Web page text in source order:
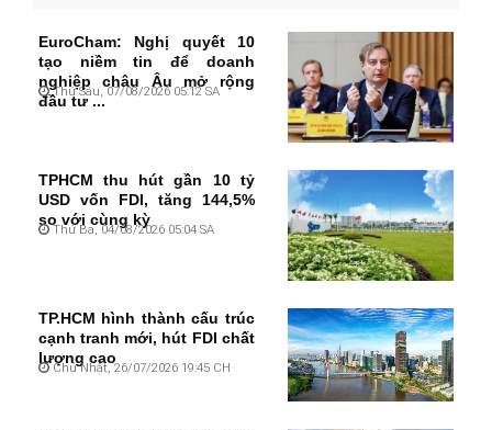
EuroCham: Nghị quyết 10
tạo niềm tin để doanh
nghiệp châu Âu mở rộng
đầu tư ...
Thứ Sáu, 07/08/2026 05:12 SA
TPHCM thu hút gần 10 tỷ
USD vốn FDI, tăng 144,5%
so với cùng kỳ
Thứ Ba, 04/08/2026 05:04 SA
TP.HCM hình thành cấu trúc
cạnh tranh mới, hút FDI chất
lượng cao
Chủ Nhật, 26/07/2026 19:45 CH